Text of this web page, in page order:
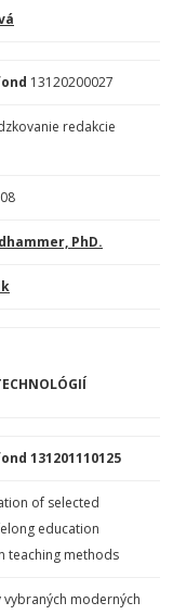
13120200027
redakcie
PhD.
131201110125
of selected
education
teaching methods
moderných